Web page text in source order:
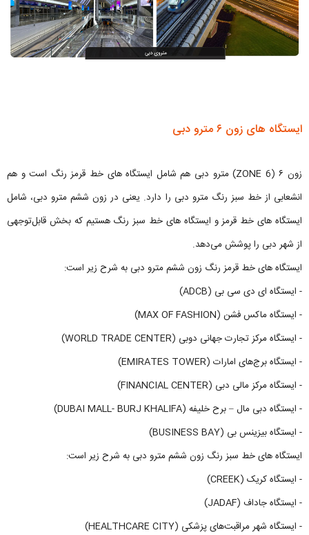
ایستگاه های زون ۶ مترو دبی
زون ۶ (ZONE 6) مترو دبی هم شامل ایستگاه های خط قرمز رنگ است و هم
انشعابی از خط سبز رنگ مترو دبی را دارد. یعنی در زون ششم مترو دبی، شامل
ایستگاه های خط قرمز و ایستگاه های خط سبز رنگ هستیم که بخش قابل‌توجهی
از شهر دبی را پوشش می‌دهد.
ایستگاه های خط قرمز رنگ زون ششم مترو دبی به شرح زیر است:
- ایستگاه ای دی سی بی (ADCB)
- ایستگاه ماکس فشن (MAX OF FASHION)
- ایستگاه مرکز تجارت جهانی دوبی (WORLD TRADE CENTER)
- ایستگاه برج‌های امارات (EMIRATES TOWER)
- ایستگاه مرکز مالی دبی (FINANCIAL CENTER)
- ایستگاه دبی مال – برح خلیفه (DUBAI MALL- BURJ KHALIFA)
- ایستگاه بیزینس بی (BUSINESS BAY)
ایستگاه های خط سبز رنگ زون ششم مترو دبی به شرح زیر است:
- ایستگاه کریک (CREEK)
- ایستگاه جاداف (JADAF)
- ایستگاه شهر مراقبت‌های پزشکی (HEALTHCARE CITY)